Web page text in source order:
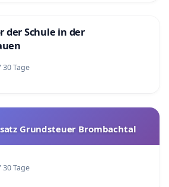
der Schule in der
Tage
Grundsteuer Brombachtal
Tage